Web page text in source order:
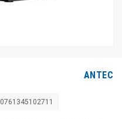
ANTEC
0761345102711